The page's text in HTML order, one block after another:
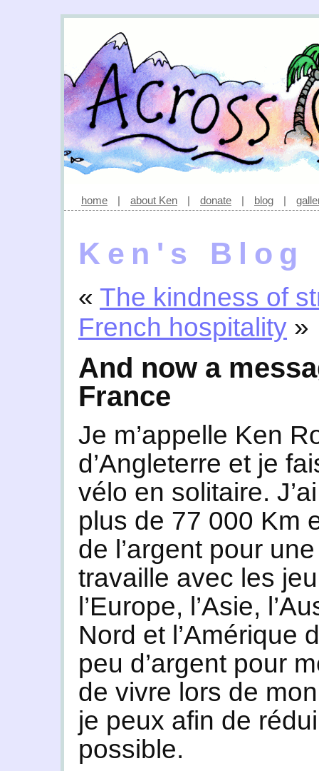
home | about Ken | donate | blog |
Ken's Blog
« The kindness of
French hospitality »
And now a
France
Je m’appelle Ken
d’Angleterre et je
vélo en solitaire.
plus de 77 000 Km
de l’argent pour
travaille avec les
l’Europe, l’Asie,
Nord et l’Amérique
peu d’argent pour
de vivre lors de
je peux afin de
possible.